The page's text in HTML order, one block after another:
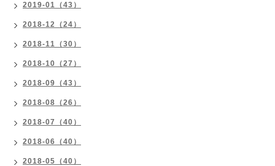
2019-01（43）
2018-12（24）
2018-11（30）
2018-10（27）
2018-09（43）
2018-08（26）
2018-07（40）
2018-06（40）
2018-05（40）